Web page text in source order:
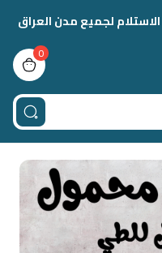
لجميع مدن العراق
0
bag